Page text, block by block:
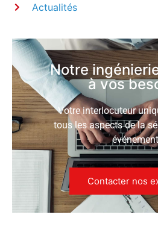
Actualités
Notre
à vos
Votre interlocuteur
tous les aspects de la
événement
Contacter nos